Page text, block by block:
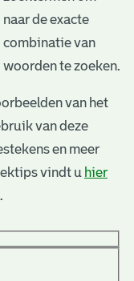
naar de exacte
combinatie van
woorden te zoeken.
van het
van deze
en meer
vindt u hier
.